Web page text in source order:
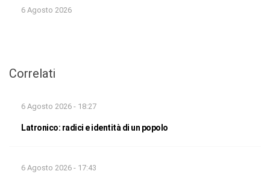
6 Agosto 2026
Correlati
6 Agosto 2026 - 18:27
Latronico: radici e identità di un popolo
6 Agosto 2026 - 17:43